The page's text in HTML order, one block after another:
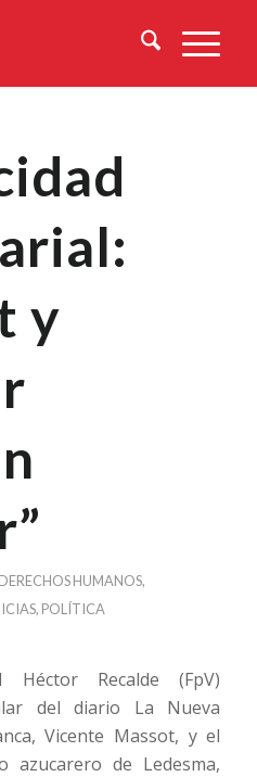
y
DERECHOS HUMANOS,
, POLÍTICA
Héctor Recalde (FpV)
del diario La Nueva
Vicente Massot, y el
azucarero de Ledesma,